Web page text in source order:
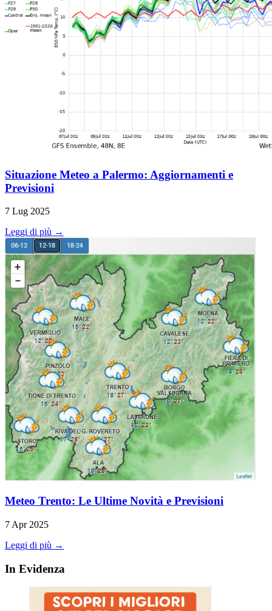
Situazione Meteo a Palermo: Aggiornamenti e
Previsioni
7 Lug 2025
Leggi di più →
Meteo Trento: Le Ultime Novità e Previsioni
7 Apr 2025
Leggi di più →
In Evidenza